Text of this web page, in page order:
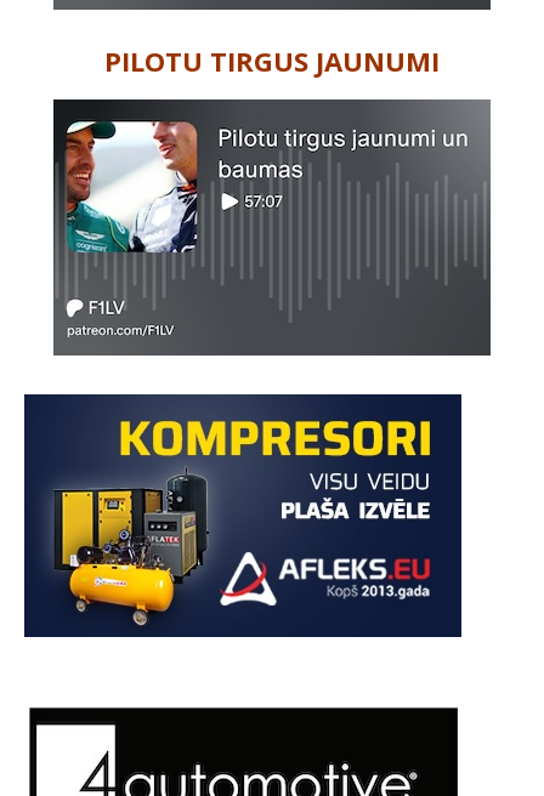
PILOTU TIRGUS JAUNUMI